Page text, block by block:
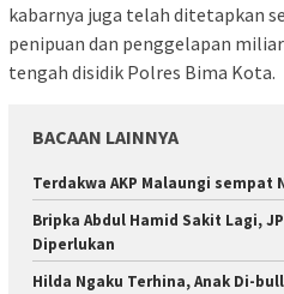
kabarnya juga telah ditetapkan
penipuan dan penggelapan
tengah disidik Polres Bima Kota.
BACAAN LAINNYA
Terdakwa AKP Malaungi sempat
Bripka Abdul Hamid Sakit Lagi,
Diperlukan
Hilda Ngaku Terhina, Anak Di-